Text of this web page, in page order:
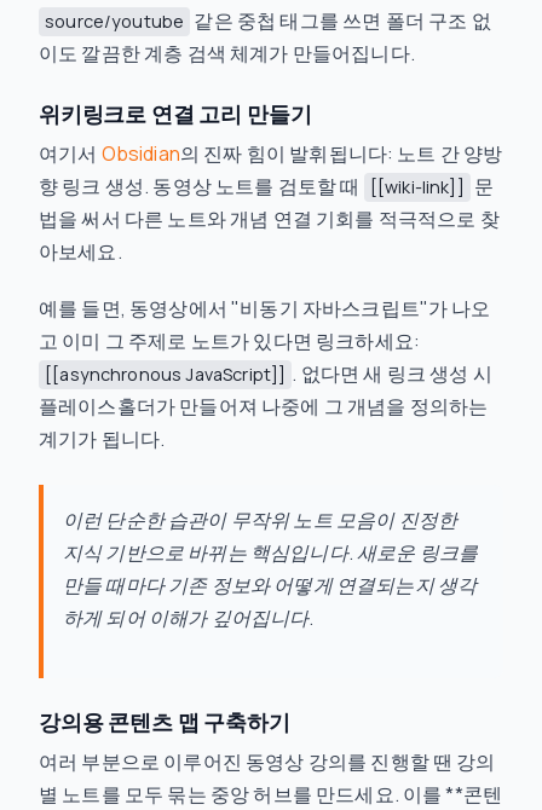
source/youtube 같은 중첩 태그를 쓰면 폴더 구조 없
이도 깔끔한 계층 검색 체계가 만들어집니다.
위키링크로 연결 고리 만들기
여기서 Obsidian의 진짜 힘이 발휘됩니다: 노트 간 양방
향 링크 생성. 동영상 노트를 검토할 때
[[wiki-link]]
문
법을 써서 다른 노트와 개념 연결 기회를 적극적으로 찾
아보세요.
예를 들면, 동영상에서 "비동기 자바스크립트"가 나오
고 이미 그 주제로 노트가 있다면 링크하세요:
[[asynchronous JavaScript]]
. 없다면 새 링크 생성 시
플레이스홀더가 만들어져 나중에 그 개념을 정의하는
계기가 됩니다.
이런 단순한 습관이 무작위 노트 모음이 진정한
지식 기반으로 바뀌는 핵심입니다. 새로운 링크를
만들 때마다 기존 정보와 어떻게 연결되는지 생각
하게 되어 이해가 깊어집니다.
강의용 콘텐츠 맵 구축하기
여러 부분으로 이루어진 동영상 강의를 진행할 땐 강의
별 노트를 모두 묶는 중앙 허브를 만드세요. 이를 **콘텐